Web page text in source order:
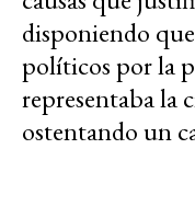
disponiendo
políticos por la
representaba la
ostentando un